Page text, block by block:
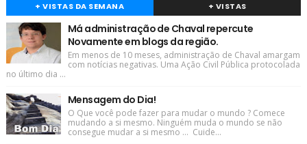
+ VISTAS DA SEMANA + VISTAS
Má administração de Chaval repercute
Novamente em blogs da região.
Em menos de 10 meses, administração de Chaval amargam
com notícias negativas. Uma Ação Civil Pública protocolada
no último dia ...
Mensagem do Dia!
O Que você pode fazer para mudar o mundo ? Comece
mudando a si mesmo. Ninguém muda o mundo se não
consegue mudar a si mesmo ... Cuide...